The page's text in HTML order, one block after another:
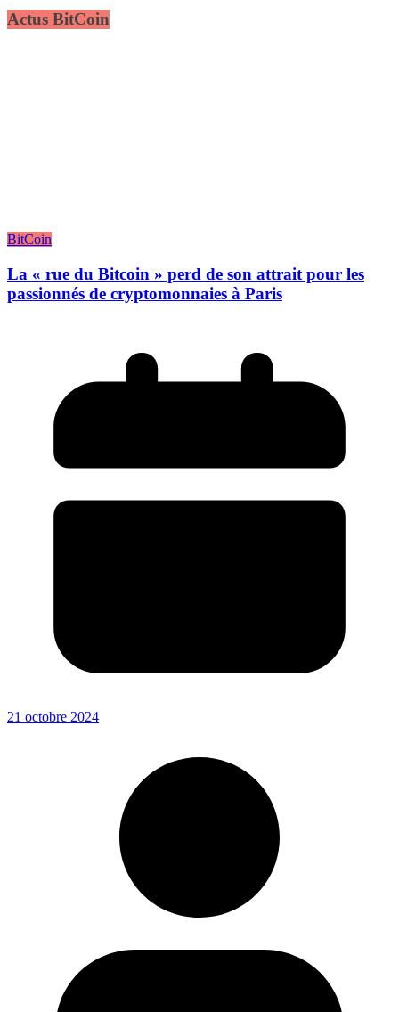
Actus BitCoin
BitCoin
La « rue du Bitcoin » perd de son attrait pour les
passionnés de cryptomonnaies à Paris
21 octobre 2024